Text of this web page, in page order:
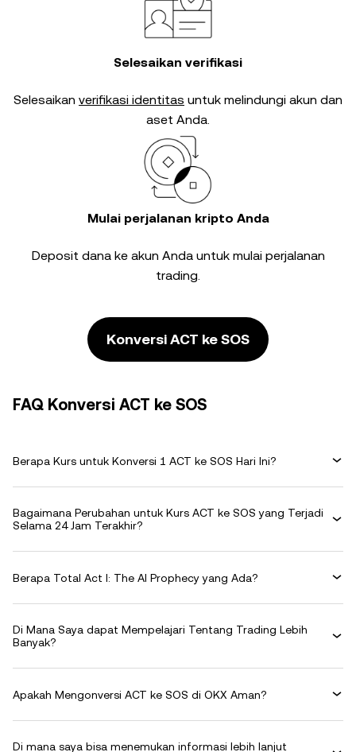
Selesaikan verifikasi
Selesaikan verifikasi identitas untuk melindungi akun dan
aset Anda.
Mulai perjalanan kripto Anda
Deposit dana ke akun Anda untuk mulai perjalanan
trading.
Konversi ACT ke SOS
FAQ Konversi ACT ke SOS
Berapa Kurs untuk Konversi 1 ACT ke SOS Hari Ini?
Bagaimana Perubahan untuk Kurs ACT ke SOS yang Terjadi
Selama 24 Jam Terakhir?
Berapa Total Act I: The AI Prophecy yang Ada?
Di Mana Saya dapat Mempelajari Tentang Trading Lebih
Banyak?
Apakah Mengonversi ACT ke SOS di OKX Aman?
Di mana saya bisa menemukan informasi lebih lanjut